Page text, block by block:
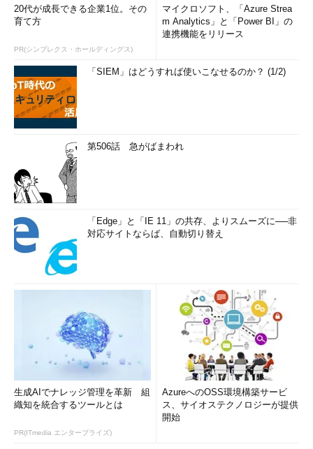
20代が成長できる企業1位。その
育て方
PR(シンプレクス・ホールディングス)
マイクロソフト、「Azure Strea
m Analytics」と「Power BI」の
連携機能をリリース
「SIEM」はどうすれば使いこなせるのか？ (1/2)
第506話 急がばまわれ
「Edge」と「IE 11」の共存、よりスムーズに──非
対応サイトならば、自動切り替え
生成AIでナレッジ管理を革新 組
織知を統合するツールとは
PR(ITmedia エンタープライズ)
AzureへのOSS環境構築サービ
ス、サイオステクノロジーが提供
開始